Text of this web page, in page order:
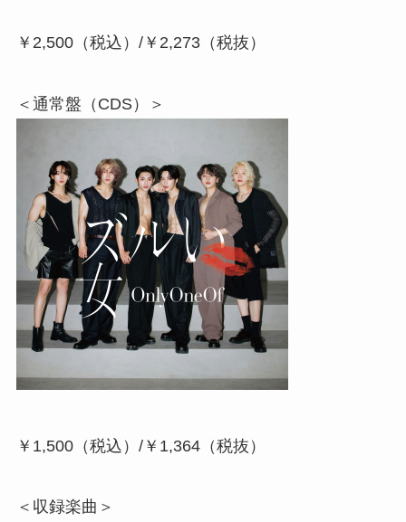
￥2,500（税込）/￥2,273（税抜）
＜通常盤（CDS）＞
￥1,500（税込）/￥1,364（税抜）
＜収録楽曲＞